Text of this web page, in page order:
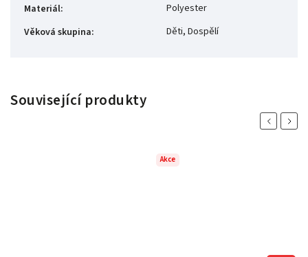
Materiál:
Polyester
Věková skupina: Děti, Dospělí
Související produkty
Previous
Akce
Next